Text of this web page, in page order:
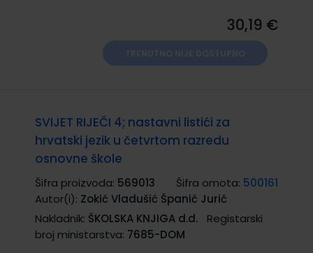
30,19 €
SVIJET RIJEČI 4; nastavni listići za
hrvatski jezik u četvrtom razredu
osnovne škole
Šifra proizvoda: 569013 Šifra omota: 500161
Autor(i): Zokić Vladušić Španić Jurić
Nakladnik: ŠKOLSKA KNJIGA d.d.
Registarski
broj ministarstva: 7685-DOM